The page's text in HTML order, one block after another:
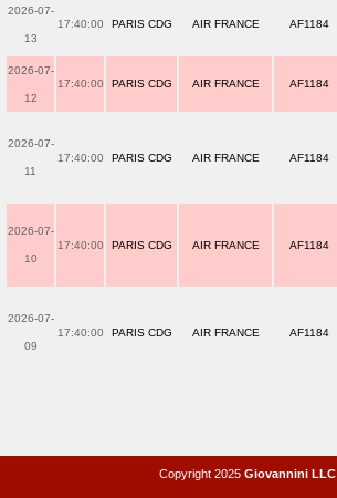
2026-07-
13
17:40:00 PARIS CDG AIR FRANCE AF1184
2026-07-
12
17:40:00 PARIS CDG AIR FRANCE AF1184
2026-07-
11
17:40:00 PARIS CDG AIR FRANCE AF1184
2026-07-
10
17:40:00 PARIS CDG AIR FRANCE AF1184
2026-07-
09
17:40:00 PARIS CDG AIR FRANCE AF1184
Copyright 2025 Giovannini LLC